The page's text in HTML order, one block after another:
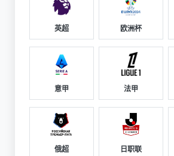
英超 欧洲杯
意甲 法甲
俄超 日职联